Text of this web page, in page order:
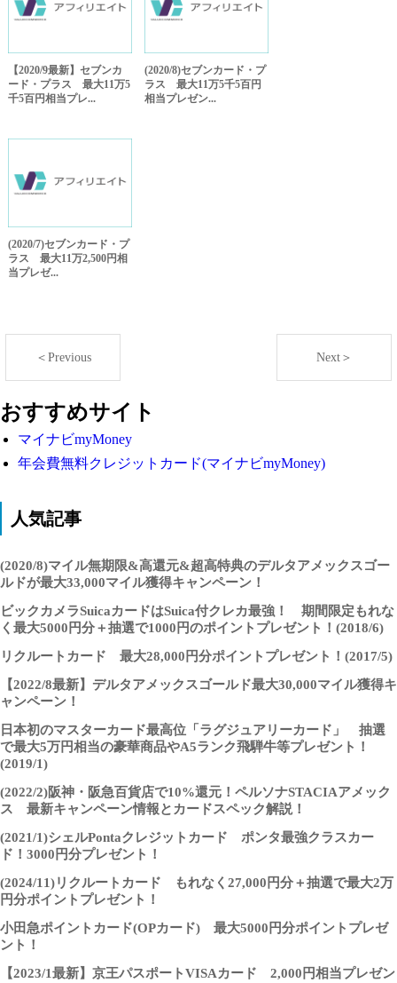
【2020/9最新】セブンカ
ード・プラス 最大11万5
千5百円相当プレ...
(2020/8)セブンカード・プ
ラス 最大11万5千5百円
相当プレゼン...
(2020/7)セブンカード・プ
ラス 最大11万2,500円相
当プレゼ...
＜Previous Next＞
おすすめサイト
マイナビmyMoney
年会費無料クレジットカード(マイナビmyMoney)
人気記事
(2020/8)マイル無期限&高還元&超高特典のデルタアメックスゴー
ルドが最大33,000マイル獲得キャンペーン！
ビックカメラSuicaカードはSuica付クレカ最強！ 期間限定もれな
く最大5000円分＋抽選で1000円のポイントプレゼント！(2018/6)
リクルートカード 最大28,000円分ポイントプレゼント！(2017/5)
【2022/8最新】デルタアメックスゴールド最大30,000マイル獲得キ
ャンペーン！
日本初のマスターカード最高位「ラグジュアリーカード」 抽選
で最大5万円相当の豪華商品やA5ランク飛騨牛等プレゼント！
(2019/1)
(2022/2)阪神・阪急百貨店で10%還元！ペルソナSTACIAアメック
ス 最新キャンペーン情報とカードスペック解説！
(2021/1)シェルPontaクレジットカード ポンタ最強クラスカー
ド！3000円分プレゼント！
(2024/11)リクルートカード もれなく27,000円分＋抽選で最大2万
円分ポイントプレゼント！
小田急ポイントカード(OPカード) 最大5000円分ポイントプレゼ
ント！
【2023/1最新】京王パスポートVISAカード 2,000円相当プレゼン